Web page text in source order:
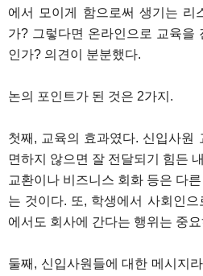
에서 모이게 함으로써 생기는 리
가? 그렇다면 온라인으로 교육을
인가? 의견이 분분했다.
논의 포인트가 된 것은 2가지.
첫째, 교육의 효과였다. 신입사원
면하지 않으면 잘 전달되기 힘든
교환이나 비즈니스 회화 등은 다
는 것이다. 또, 학생에서 사회인으
에서도 회사에 간다는 행위는 중
둘째, 신입사원들에 대한 메시지